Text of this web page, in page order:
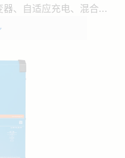
、自适应充电、混合电
重系统集成功能（如三